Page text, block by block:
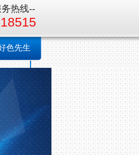
热线--
色先生